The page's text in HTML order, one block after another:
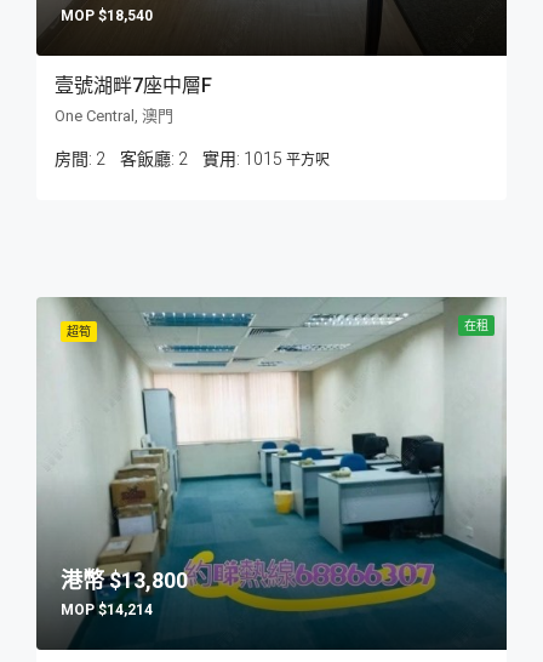
$18,540
壹號湖畔7座中層F
One Central, 澳門
房間: 2 客飯廳: 2 1015 平方呎
超筍 在租
$13,800
$14,214